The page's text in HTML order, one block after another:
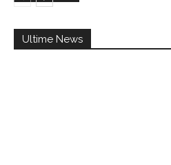
Ultime News